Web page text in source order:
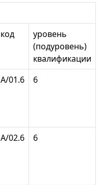
код
уровень
(подуровень)
квалификации
А/01.6 6
А/02.6 6